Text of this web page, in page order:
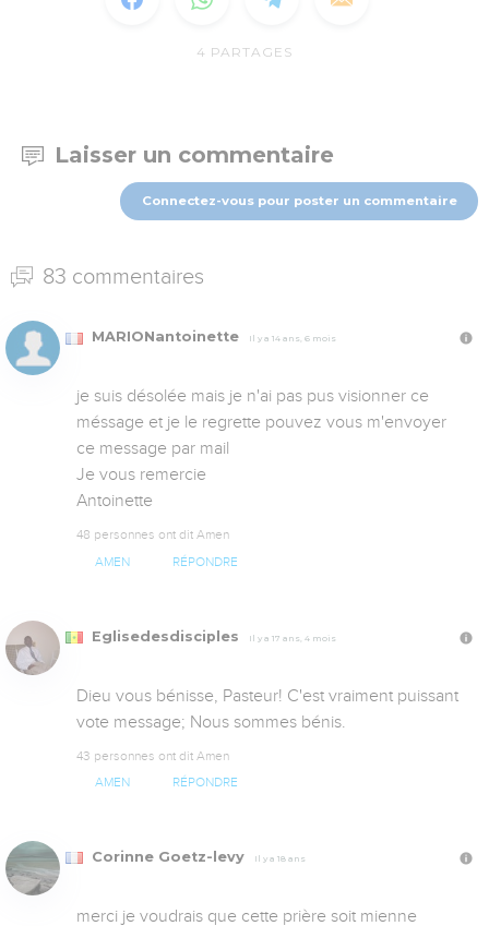
4 PARTAGES
Laisser un commentaire
Connectez-vous pour poster un commentaire
83 commentaires
MARIONantoinette Il y a 14 ans, 6 mois
je suis désolée mais je n'ai pas pus visionner ce
méssage et je le regrette pouvez vous m'envoyer
ce message par mail
Je vous remercie
Antoinette
48 personnes ont dit Amen
AMEN RÉPONDRE
Eglisedesdisciples Il y a 17 ans, 4 mois
Dieu vous bénisse, Pasteur! C'est vraiment puissant
vote message; Nous sommes bénis.
43 personnes ont dit Amen
AMEN RÉPONDRE
Corinne Goetz-levy Il y a 18 ans
merci je voudrais que cette prière soit mienne